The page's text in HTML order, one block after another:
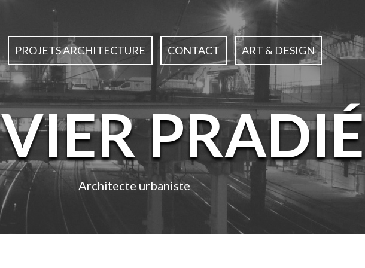
PROJETS ARCHITECTURE CONTACT ART & DESIGN
PRADIÉ
Architecte urbaniste